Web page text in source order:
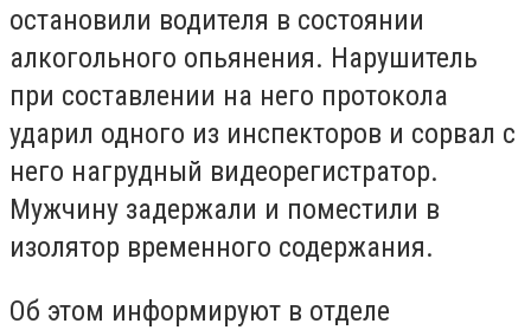
остановили водителя в состоянии
алкогольного опьянения. Нарушитель
при составлении на него протокола
ударил одного из инспекторов и сорвал с
него нагрудный видеорегистратор.
Мужчину задержали и поместили в
изолятор временного содержания.
Об этом информируют в отделе